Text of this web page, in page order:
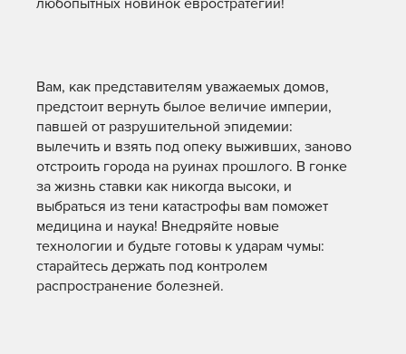
любопытных новинок евростратегий!
Вам, как представителям уважаемых домов,
предстоит вернуть былое величие империи,
павшей от разрушительной эпидемии:
вылечить и взять под опеку выживших, заново
отстроить города на руинах прошлого. В гонке
за жизнь ставки как никогда высоки, и
выбраться из тени катастрофы вам поможет
медицина и наука! Внедряйте новые
технологии и будьте готовы к ударам чумы:
старайтесь держать под контролем
распространение болезней.